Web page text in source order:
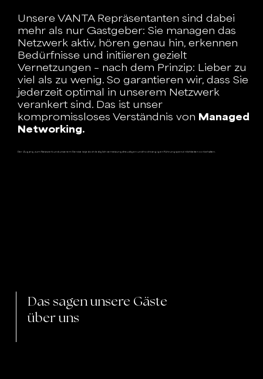
Unsere VANTA Repräsentanten sind dabei
mehr als nur Gastgeber: Sie managen das
Netzwerk aktiv, hören genau hin, erkennen
Bedürfnisse und initiieren gezielt
Vernetzungen – nach dem Prinzip: Lieber zu
viel als zu wenig. So garantieren wir, dass Sie
jederzeit optimal in unserem Netzwerk
verankert sind. Das ist unser
kompromissloses Verständnis von Managed
Networking.
Der Zugang zum Netzwerk und unserem Service ist jedoch lediglich vernetzungsfreudigen und hochrangigen Führungspersönlichkeiten vorbehalten.
Das sagen unsere Gäste
über uns